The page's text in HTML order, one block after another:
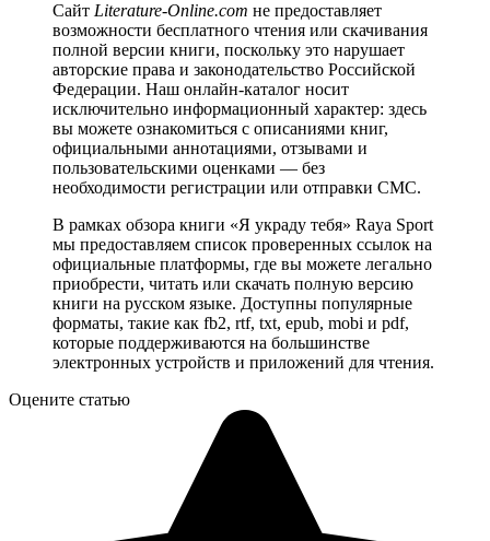
Сайт Literature-Online.com не предоставляет
возможности бесплатного чтения или скачивания
полной версии книги, поскольку это нарушает
авторские права и законодательство Российской
Федерации. Наш онлайн-каталог носит
исключительно информационный характер: здесь
вы можете ознакомиться с описаниями книг,
официальными аннотациями, отзывами и
пользовательскими оценками — без
необходимости регистрации или отправки СМС.
В рамках обзора книги «Я украду тебя» Raya Sport
мы предоставляем список проверенных ссылок на
официальные платформы, где вы можете легально
приобрести, читать или скачать полную версию
книги на русском языке. Доступны популярные
форматы, такие как fb2, rtf, txt, epub, mobi и pdf,
которые поддерживаются на большинстве
электронных устройств и приложений для чтения.
Оцените статью